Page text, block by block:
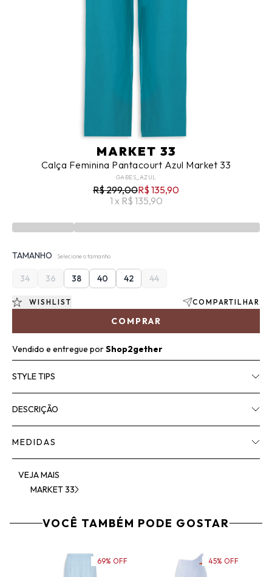
MARKET 33
Calça Feminina Pantacourt Azul Market 33
GABES_AZUL
R$ 299,00R$ 135,90
1 x R$ 135,90
TAMANHO Selecione o tamanho
34 36 38 40 42 44
COMPRAR
WISHLIST COMPARTILHAR
Vendido e entregue porShop2gether
STYLE TIPS
DESCRIÇÃO
MEDIDAS
VEJA MAIS
MARKET 33
VOCÊ TAMBÉM PODE GOSTAR
69% OFF 45% OFF